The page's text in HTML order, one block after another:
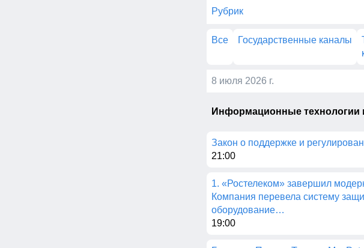
Рубрик
Все Государственные каналы
8 июля 2026 г.
Информационные технологии
Закон о поддержке и
21:00
1. «Ростелеком» завершил
Компания перевела систему
оборудование…
19:00